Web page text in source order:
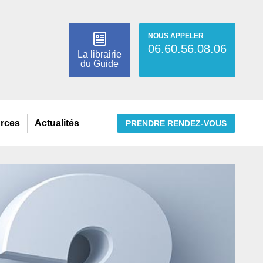
La librairie
du Guide
NOUS APPELER
06.60.56.08.06
Actualités PRENDRE RENDEZ-VOUS